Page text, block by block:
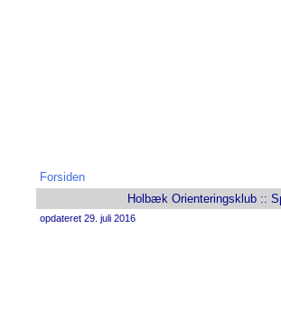
Forsiden
Holbæk Orienteringsklub ::
opdateret 29. juli 2016